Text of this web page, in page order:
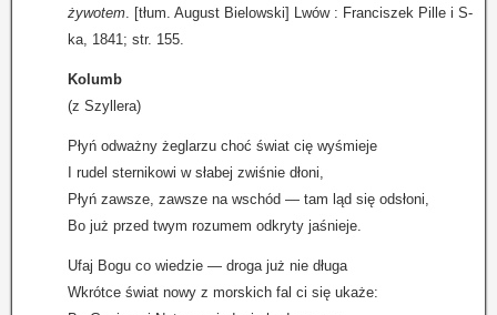
żywotem . [tłum. August Bielowski] Lwów : Franciszek Pille i S-
ka, 1841; str. 155.
Kolumb
(z Szyllera)
Płyń odważny żeglarzu choć świat cię wyśmieje
I rudel sternikowi w słabej zwiśnie dłoni,
Płyń zawsze, zawsze na wschód — tam ląd się odsłoni,
Bo już przed twym rozumem odkryty jaśnieje.
Ufaj Bogu co wiedzie — droga już nie długa
Wkrótce świat nowy z morskich fal ci się ukaże: